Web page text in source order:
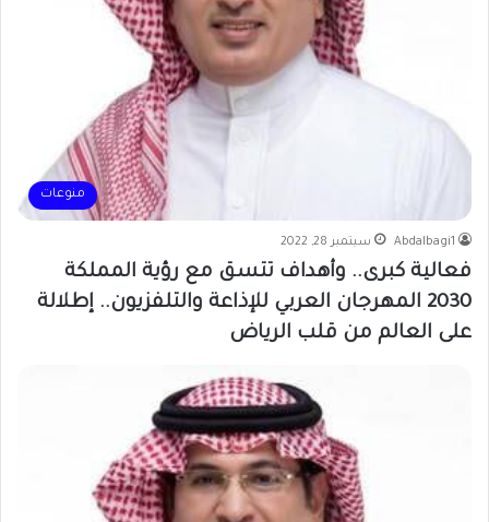
منوعات
Abdalbagi1 سبتمبر 28, 2022
فعالية كبرى.. وأهداف تتسق مع رؤية المملكة
2030 المهرجان العربي للإذاعة والتلفزيون.. إطلالة
على العالم من قلب الرياض